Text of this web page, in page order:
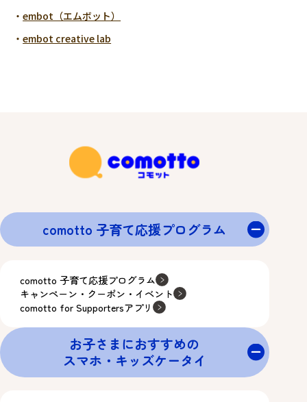
・embot（エムボット）
・embot creative lab
comotto 子育て応援プログラム
comotto 子育て応援プログラム
キャンペーン・クーポン・イベント
comotto for Supportersアプリ
お子さまにおすすめの
スマホ・キッズケータイ